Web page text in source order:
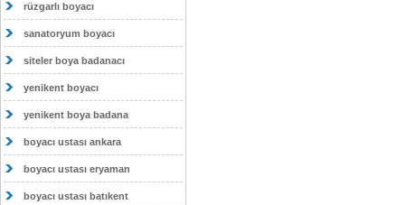
rüzgarlı boyacı
sanatoryum boyacı
siteler boya badanacı
yenikent boyacı
yenikent boya badana
boyacı ustası ankara
boyacı ustası eryaman
boyacı ustası batıkent